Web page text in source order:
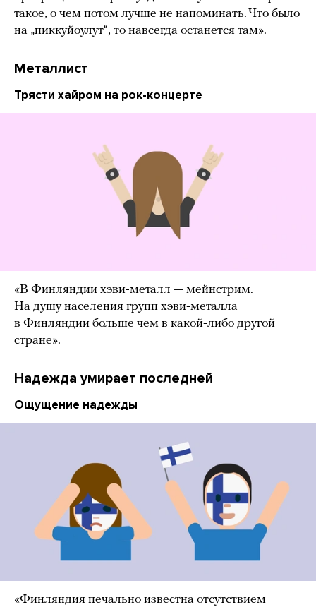
такое, о чем потом лучше не напоминать. Что было
на „пиккуйоулут“, то навсегда останется там».
Металлист
Трясти хайром на рок-концерте
«В Финляндии хэви-металл — мейнстрим.
На душу населения групп хэви-металла
в Финляндии больше чем в какой-либо другой
стране».
Надежда умирает последней
Ощущение надежды
«Финляндия печально известна отсутствием